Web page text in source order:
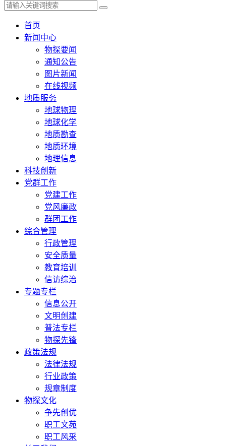
首页
新闻中心
物探要闻
通知公告
图片新闻
在线视频
地质服务
地球物理
地球化学
地质勘查
地质环境
地理信息
科技创新
党群工作
党建工作
党风廉政
群团工作
综合管理
行政管理
安全质量
教育培训
信访综治
专题专栏
信息公开
文明创建
普法专栏
物探先锋
政策法规
法律法规
行业政策
规章制度
物探文化
争先创优
职工文苑
职工风采